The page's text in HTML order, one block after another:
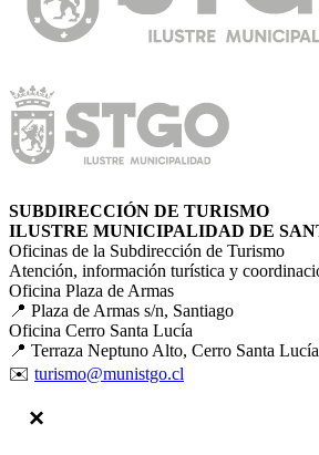
SUBDIRECCIÓN DE TURISMO
ILUSTRE MUNICIPALIDAD DE
Oficinas de la Subdirección de Turismo
Atención, información turística y
Oficina Plaza de Armas
📍 Plaza de Armas s/n, Santiago
Oficina Cerro Santa Lucía
📍 Terraza Neptuno Alto, Cerro Santa
✉️ turismo@munistgo.cl